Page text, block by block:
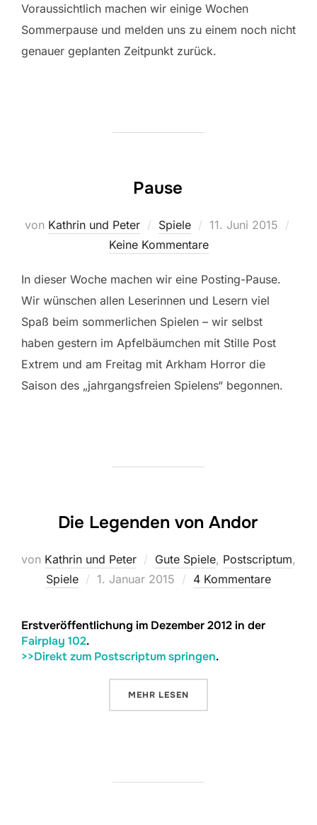
Voraussichtlich machen wir einige Wochen
Sommerpause und melden uns zu einem noch nicht
genauer geplanten Zeitpunkt zurück.
Pause
von Kathrin und Peter Spiele
Veröffentlicht
am
11. Juni 2015
Keine Kommentare
In dieser Woche machen wir eine Posting-Pause.
Wir wünschen allen Leserinnen und Lesern viel
Spaß beim sommerlichen Spielen – wir selbst
haben gestern im Apfelbäumchen mit Stille Post
Extrem und am Freitag mit Arkham Horror die
Saison des „jahrgangsfreien Spielens“ begonnen.
Die Legenden von Andor
von Kathrin und Peter Gute Spiele, Postscriptum,
Spiele
Veröffentlicht
1. Januar 2015 4 Kommentare
Erstveröffentlichung im Dezember 2012 in der
Fairplay 102.
>>Direkt zum Postscriptum springen.
MEHR ÜBER „DIE LEGENDEN VON
LESEN